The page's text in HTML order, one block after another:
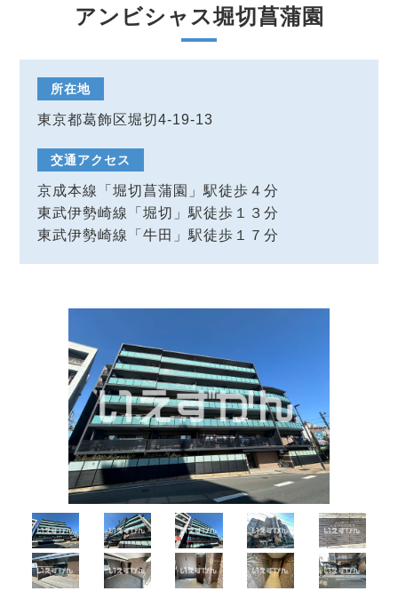
アンビシャス堀切菖蒲園
所在地
東京都葛飾区堀切4-19-13
交通アクセス
京成本線「堀切菖蒲園」駅徒歩４分
東武伊勢崎線「堀切」駅徒歩１３分
東武伊勢崎線「牛田」駅徒歩１７分